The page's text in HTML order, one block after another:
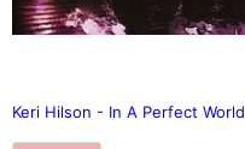
Keri Hilson - In A Perfect World